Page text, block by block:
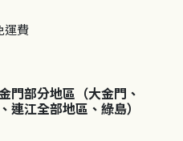
運費
門部分地區（大金門、
連江全部地區、綠島）